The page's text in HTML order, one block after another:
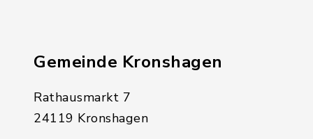
Gemeinde Kronshagen
Rathausmarkt 7
24119 Kronshagen